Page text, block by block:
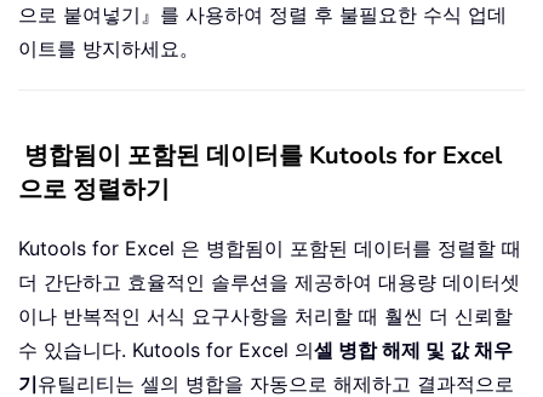
으로 붙여넣기』를 사용하여 정렬 후 불필요한 수식 업데
이트를 방지하세요。
병합됨이 포함된 데이터를 Kutools for Excel
으로 정렬하기
Kutools for Excel 은 병합됨이 포함된 데이터를 정렬할 때
더 간단하고 효율적인 솔루션을 제공하여 대용량 데이터셋
이나 반복적인 서식 요구사항을 처리할 때 훨씬 더 신뢰할
수 있습니다. Kutools for Excel 의셀 병합 해제 및 값 채우
기유틸리티는 셀의 병합을 자동으로 해제하고 결과적으로